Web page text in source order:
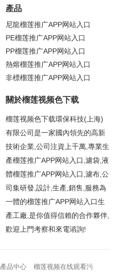
產品
尼龍榴莲推广APP网站入口
PE榴莲推广APP网站入口
PP榴莲推广APP网站入口
熱熔榴莲推广APP网站入口
非標榴莲推广APP网站入口
關於榴莲视频色下载
榴莲视频色下载環保科技(上海)
有限公司是一家國內領先的高新
技術企業,公司注資上千萬,專業生
產榴莲推广APP网站入口,濾袋,液
體榴莲推广APP网站入口,濾布,公
司集研發,設計,生產,銷售,服務為
一體的榴莲推广APP网站入口生
產工廠,是你值得信賴的合作夥伴,
歡迎上門考察和來電谘詢!
產品中心 榴莲视频在线观看污